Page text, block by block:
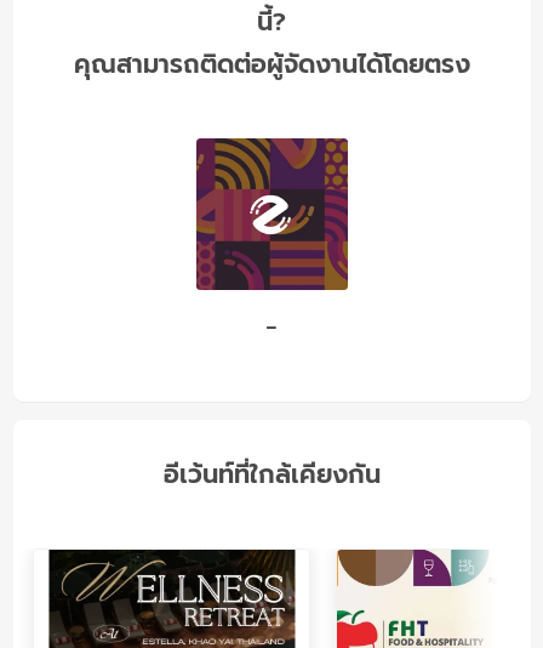
นี้?
คุณสามารถติดต่อผู้จัดงานได้โดยตรง
-
อีเว้นท์ที่ใกล้เคียงกัน